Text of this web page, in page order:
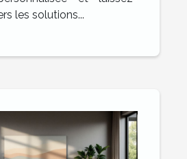
les solutions...